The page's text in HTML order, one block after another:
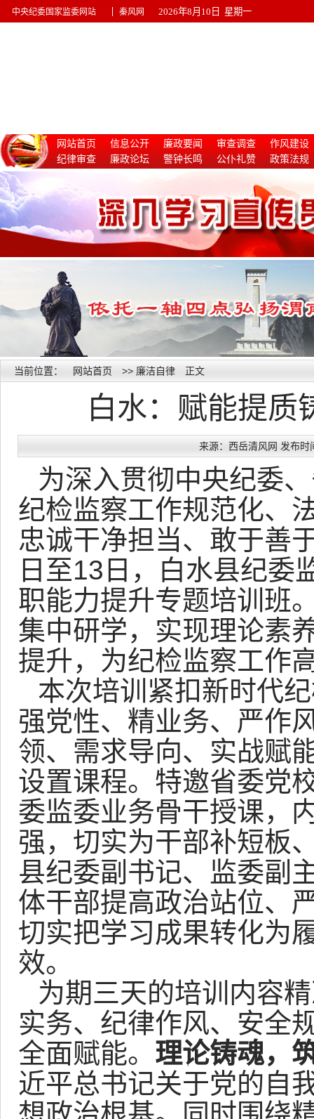
中央纪委国家监委网站 秦风网 2026年8月10日 星期一
网站首页 信息公开 廉政要闻 审查调查
作风建设
纪律审查
廉政论坛 警钟长鸣 公仆礼赞
政策法规
当前位置： 网站首页 >> 廉洁自律 正文
白水：赋能提质
来源：西岳清风网 发布
为深入贯彻中央纪委
纪检监察工作规范化、
忠诚干净担当、敢于善
日至13日，白水县纪委
职能力提升专题培训班
集中研学，实现理论素
提升，为纪检监察工作
本次培训紧扣新时代
强党性、精业务、严作
领、需求导向、实战赋
设置课程。特邀省委党
委监委业务骨干授课，
强，切实为干部补短板
县纪委副书记、监委副
体干部提高政治站位、
切实把学习成果转化为
效。
为期三天的培训内容
实务、纪律作风、安全
全面赋能。 理论铸魂，
近平总书记关于党的自